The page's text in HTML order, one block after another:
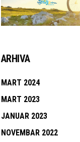
ARHIVA
MART 2024
MART 2023
JANUAR 2023
NOVEMBAR 2022